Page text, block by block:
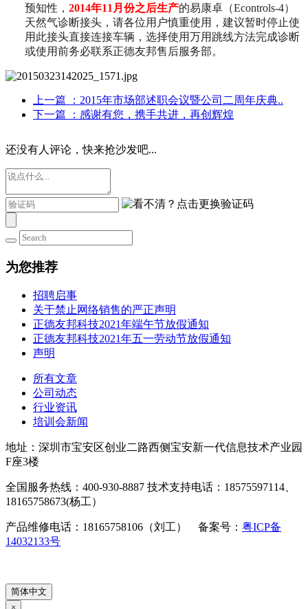
预知性， 2014年11 月份之后生产的易康卓（Econtrols-4）
天然气诊断接头，请各位用户慎重使用，建议暂时停止使
用此接头直接连接车辆，选择使用万用跳线方法完成诊断
或使用前务必联系正德友邦售后服务部。
上一篇
：2015年市场部述职会议暨公司二周年庆典..
下一篇
：感谢有您，携手共进，再创辉煌
还没有人评论，快来抢沙发吧...
为您推荐
招聘启事
关于禁止网络销售的严正声明
正德友邦科技2021年端午节放假通知
正德友邦科技2021年五一劳动节放假通知
声明
所有文章
公司动态
行业资讯
培训会新闻
地址：深圳市宝安区创业二路西侧宝安新一代信息技术产业园
F座3楼
全国服务热线：400-930-8887 技术支持电话：18575597114、
18165758673(杨工）
产品维修电话：18165758106（刘工） 备案号： 粤ICP备
14032133号
简体中文